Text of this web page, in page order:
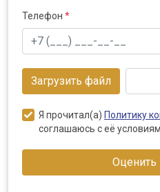
Телефон *
Загрузить файл
Я прочитал(а) Политику
соглашаюсь с её
Оценить